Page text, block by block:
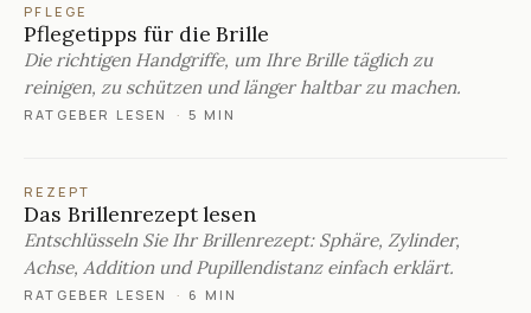
PFLEGE
Pflegetipps für die Brille
Die richtigen Handgriffe, um Ihre Brille täglich zu
reinigen, zu schützen und länger haltbar zu machen.
RATGEBER LESEN · 5 MIN
REZEPT
Das Brillenrezept lesen
Entschlüsseln Sie Ihr Brillenrezept: Sphäre, Zylinder,
Achse, Addition und Pupillendistanz einfach erklärt.
RATGEBER LESEN · 6 MIN